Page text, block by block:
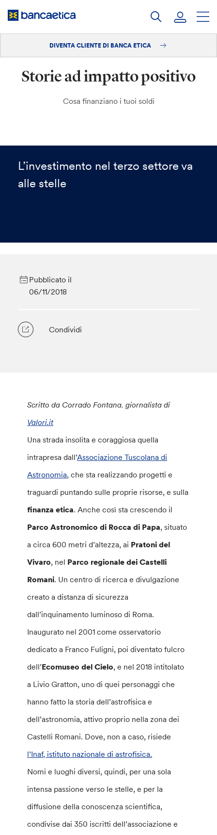
Diventa cliente
DIVENTA CLIENTE DI BANCA ETICA
Storie ad impatto positivo
Cosa finanziano i tuoi soldi
L’investimento nel terzo settore va
alle stelle
Pubblicato il
06/11/2018
Condividi
Scritto da Corrado Fontana. giornalista di
Valori.it
Una strada insolita e coraggiosa quella
intrapresa dall’Associazione Tuscolana di
Astronomia, che sta realizzando progetti e
traguardi puntando sulle proprie risorse, e sulla
finanza etica. Anche così sta crescendo il
Parco Astronomico di Rocca di Papa, situato
a circa 600 metri d’altezza, ai Pratoni del
Vivaro, nel Parco regionale dei Castelli
Romani. Un centro di ricerca e divulgazione
creato a distanza di sicurezza
dall’inquinamento luminoso di Roma.
Inaugurato nel 2001 come osservatorio
dedicato a Franco Fuligni, poi diventato fulcro
dell’Ecomuseo del Cielo, e nel 2018 intitolato
a Livio Gratton, uno di quei personaggi che
hanno fatto la storia dell’astrofisica e
dell’astronomia, attivo proprio nella zona dei
Castelli Romani. Dove, non a caso, risiede
l’Inaf, istituto nazionale di astrofisica.
Nomi e luoghi diversi, quindi, per una sola
intensa passione verso le stelle, e per la
diffusione della conoscenza scientifica,
condivise dai 350 iscritti dell’associazione e